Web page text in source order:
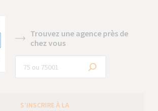
Trouvez une agence près de
chez vous
S’INSCRIRE À LA